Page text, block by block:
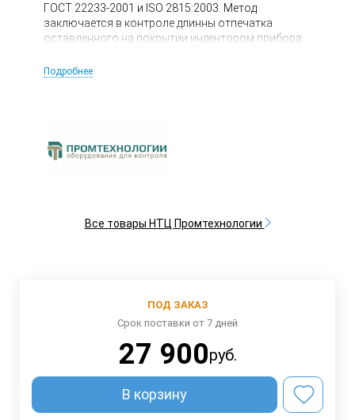
ГОСТ 22233-2001 и ISO 2815:2003. Метод
заключается в контроле длинны отпечатка
оставленного на покрытии индентором прибора
грамм в течении 30 секунд. В дальнейшем
покрытий по Бухгольцу NOVOTEST ТБ-1.
Подробнее
Все товары НТЦ Промтехнологии
ПОД ЗАКАЗ
Срок поставки от 7 дней
27 900руб.
В корзину